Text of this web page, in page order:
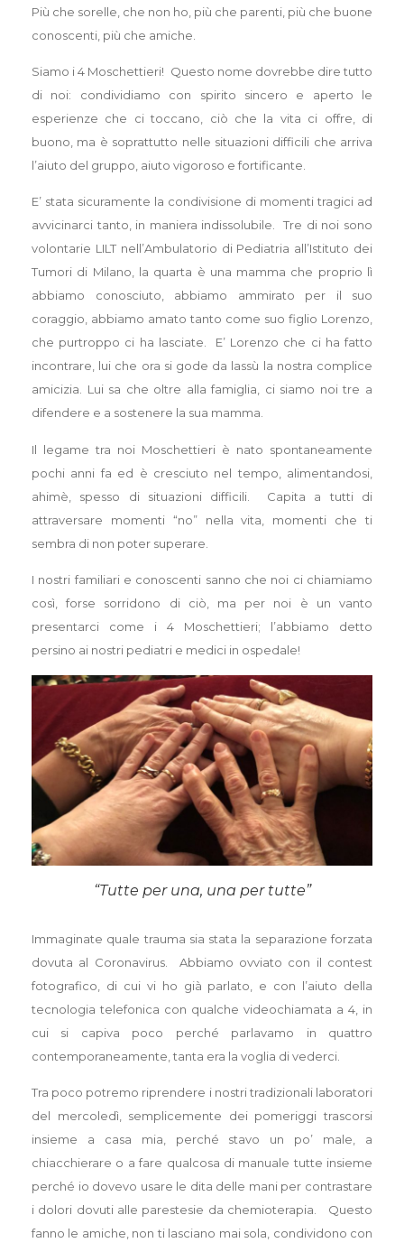
Più che sorelle, che non ho, più che parenti, più che buone
conoscenti, più che amiche.
Siamo i 4 Moschettieri! Questo nome dovrebbe dire tutto
di noi: condividiamo con spirito sincero e aperto le
esperienze che ci toccano, ciò che la vita ci offre, di
buono, ma è soprattutto nelle situazioni difficili che arriva
l’aiuto del gruppo, aiuto vigoroso e fortificante.
E’ stata sicuramente la condivisione di momenti tragici ad
avvicinarci tanto, in maniera indissolubile. Tre di noi sono
volontarie LILT nell’Ambulatorio di Pediatria all’Istituto dei
Tumori di Milano, la quarta è una mamma che proprio lì
abbiamo conosciuto, abbiamo ammirato per il suo
coraggio, abbiamo amato tanto come suo figlio Lorenzo,
che purtroppo ci ha lasciate. E’ Lorenzo che ci ha fatto
incontrare, lui che ora si gode da lassù la nostra complice
amicizia. Lui sa che oltre alla famiglia, ci siamo noi tre a
difendere e a sostenere la sua mamma.
Il legame tra noi Moschettieri è nato spontaneamente
pochi anni fa ed è cresciuto nel tempo, alimentandosi,
ahimè, spesso di situazioni difficili. Capita a tutti di
attraversare momenti “no” nella vita, momenti che ti
sembra di non poter superare.
I nostri familiari e conoscenti sanno che noi ci chiamiamo
così, forse sorridono di ciò, ma per noi è un vanto
presentarci come i 4 Moschettieri; l’abbiamo detto
persino ai nostri pediatri e medici in ospedale!
“Tutte per una, una per tutte”
Immaginate quale trauma sia stata la separazione forzata
dovuta al Coronavirus. Abbiamo ovviato con il contest
fotografico, di cui vi ho già parlato, e con l’aiuto della
tecnologia telefonica con qualche videochiamata a 4, in
cui si capiva poco perché parlavamo in quattro
contemporaneamente, tanta era la voglia di vederci.
Tra poco potremo riprendere i nostri tradizionali laboratori
del mercoledì, semplicemente dei pomeriggi trascorsi
insieme a casa mia, perché stavo un po’ male, a
chiacchierare o a fare qualcosa di manuale tutte insieme
perché io dovevo usare le dita delle mani per contrastare
i dolori dovuti alle parestesie da chemioterapia. Questo
fanno le amiche, non ti lasciano mai sola, condividono con